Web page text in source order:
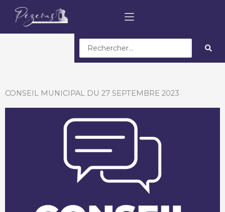
Search
...
CONSEIL MUNICIPAL DU 27 SEPTEMBRE 2023